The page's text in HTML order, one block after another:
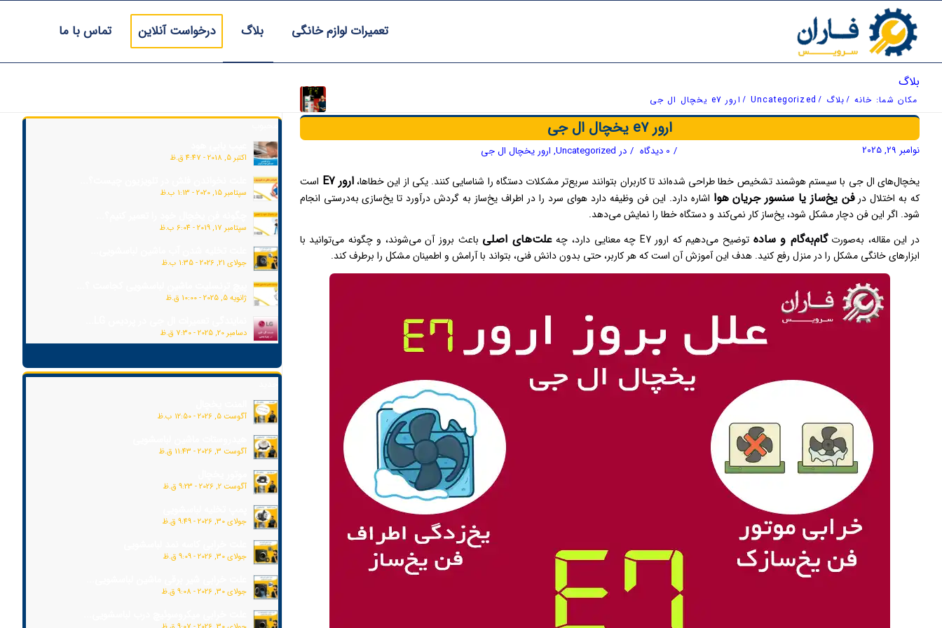
تعمیرات لوازم خانگی بلاگ درخواست آنلاین تماس با ما
بلاگ
مکان شما: خانه / بلاگ /
Uncategorized
/ ارور e7 یخچال ال جی
ارور e7 یخچال ال جی
نوامبر 29, 2025 / 0 دیدگاه / در Uncategorized
, ارور یخچال ال جی
یخچال‌های ال جی با سیستم هوشمند تشخیص خطا طراحی شده‌اند تا کاربران بتوانند سریع‌تر مشکلات دستگاه را شناسایی کنند. یکی از این خطاها،ارور E7
است
که به اختلال درفن یخ‌ساز یا سنسور جریان هوا اشاره دارد. این فن وظیفه دارد هوای سرد را در اطراف یخ‌ساز به گردش درآورد تا یخ‌سازی به‌درستی انجام
شود. اگر این فن دچار مشکل شود، یخ‌ساز کار نمی‌کند و دستگاه خطا را نمایش می‌دهد.
در این مقاله، به‌صورتگام‌به‌گام و ساده توضیح می‌دهیم که ارور E7 چه معنایی دارد، چه علت‌های اصلی باعث بروز آن می‌شوند، و چگونه می‌توانید با
ابزارهای خانگی مشکل را در منزل رفع کنید. هدف این آموزش آن است که هر کاربر، حتی بدون دانش فنی، بتواند با آرامش و اطمینان مشکل را برطرف کند.
اکتبر 5, 2018 - 4:47 ق.ظ
سپتامبر 15, 2020 - 1:13 ب.ظ
سپتامبر 17, 2019 - 6:04 ب.ظ
جولای 21, 2026 - 1:35 ب.ظ
ژانویه 5, 2025 - 10:00 ق.ظ
دسامبر 20, 2025 - 7:30 ق.ظ
آگوست 5, 2026 - 12:50 ب.ظ
آگوست 3, 2026 - 11:43 ق.ظ
آگوست 2, 2026 - 9:23 ق.ظ
جولای 30, 2026 - 9:49 ق.ظ
جولای 30, 2026 - 9:09 ق.ظ
جولای 30, 2026 - 9:08 ق.ظ